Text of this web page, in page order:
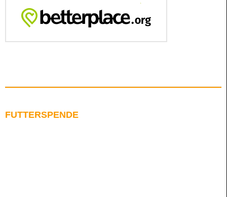
FUTTERSPENDE